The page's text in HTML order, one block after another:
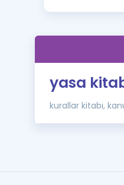
yasa
kurallar kitabı,